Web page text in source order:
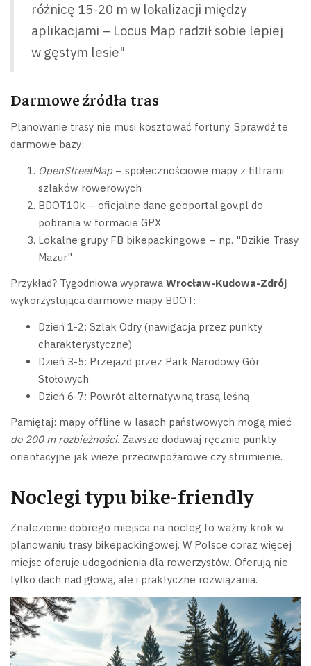
różnicę 15-20 m w lokalizacji między
aplikacjami – Locus Map radził sobie lepiej
w gęstym lesie"
Darmowe źródła tras
Planowanie trasy nie musi kosztować fortuny. Sprawdź te
darmowe bazy:
OpenStreetMap – społecznościowe mapy z filtrami
szlaków rowerowych
BDOT10k – oficjalne dane geoportal.gov.pl do
pobrania w formacie GPX
Lokalne grupy FB bikepackingowe – np. "Dzikie Trasy
Mazur"
Przykład? Tygodniowa wyprawa Wrocław-Kudowa-Zdrój
wykorzystująca darmowe mapy BDOT:
Dzień 1-2: Szlak Odry (nawigacja przez punkty
charakterystyczne)
Dzień 3-5: Przejazd przez Park Narodowy Gór
Stołowych
Dzień 6-7: Powrót alternatywną trasą leśną
Pamiętaj: mapy offline w lasach państwowych mogą mieć
do 200 m rozbieżności. Zawsze dodawaj ręcznie punkty
orientacyjne jak wieże przeciwpożarowe czy strumienie.
Noclegi typu bike-friendly
Znalezienie dobrego miejsca na nocleg to ważny krok w
planowaniu trasy bikepackingowej. W Polsce coraz więcej
miejsc oferuje udogodnienia dla rowerzystów. Oferują nie
tylko dach nad głową, ale i praktyczne rozwiązania.